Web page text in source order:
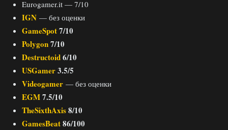
Eurogamer.it — 7/10
IGN — без оценки
GameSpot7/10
Polygon7/10
Destructoid6/10
USGamer3.5/5
Videogamer — без оценки
EGM7.5/10
TheSixthAxis8/10
GamesBeat86/100